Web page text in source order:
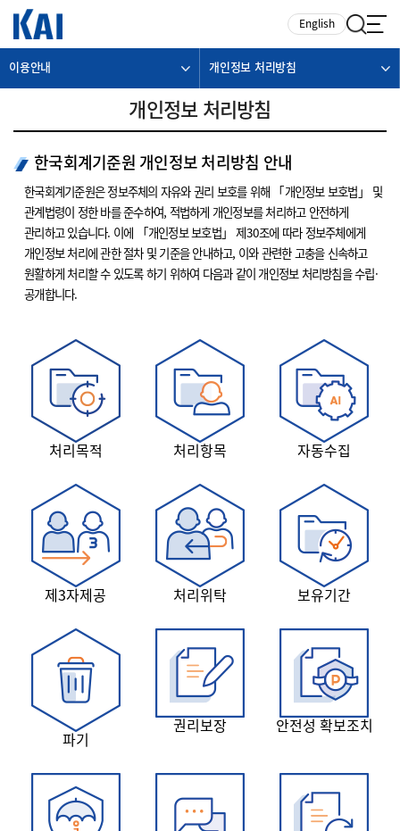
English
이용안내 개인정보 처리방침
개인정보 처리방침
한국회계기준원 개인정보 처리방침 안내
한국회계기준원은 정보주체의 자유와 권리 보호를 위해 「개인정보 보호법」 및
관계법령이 정한 바를 준수하여, 적법하게 개인정보를 처리하고 안전하게
관리하고 있습니다. 이에 「개인정보 보호법」 제30조에 따라 정보주체에게
개인정보 처리에 관한 절차 및 기준을 안내하고, 이와 관련한 고충을 신속하고
원활하게 처리할 수 있도록 하기 위하여 다음과 같이 개인정보 처리방침을 수립·
공개합니다.
처리목적 처리항목 자동수집
제3자제공 처리위탁 보유기간
파기
권리보장 안전성 확보조치